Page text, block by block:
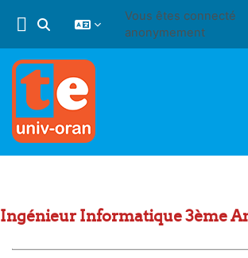
Activer/désactiver la saisie de
Vous êtes connecté
anonymement
Ingénieur Informatique 3ème